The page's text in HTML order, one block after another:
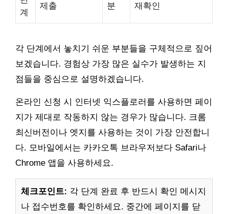
계
제출
분
재확인
각 단계에서 놓치기 쉬운 부분들을 구체적으로 짚어
보겠습니다. 경험상 가장 많은 실수가 발생하는 지
점들을 중심으로 설명하겠습니다.
온라인 신청 시 인터넷 익스플로러를 사용하면 페이
지가 제대로 작동하지 않는 경우가 많습니다. 크롬
최신버전이나 엣지를 사용하는 것이 가장 안전합니
다. 모바일에서는 카카오톡 브라우저보다 Safari나
Chrome 앱을 사용하세요.
체크포인트: 각 단계 완료 후 반드시 확인 메시지
나 접수번호를 확인하세요. 중간에 페이지를 닫